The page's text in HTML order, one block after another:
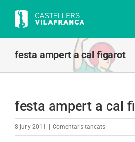
content
festa ampert a cal figarot
festa ampert a cal
8 juny 2011 Comentaris tancatsa